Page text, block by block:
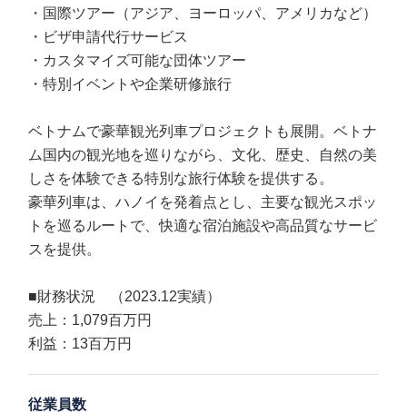
・国際ツアー（アジア、ヨーロッパ、アメリカなど）
・ビザ申請代行サービス
・カスタマイズ可能な団体ツアー
・特別イベントや企業研修旅行
ベトナムで豪華観光列車プロジェクトも展開。ベトナ
ム国内の観光地を巡りながら、文化、歴史、自然の美
しさを体験できる特別な旅行体験を提供する。
豪華列車は、ハノイを発着点とし、主要な観光スポッ
トを巡るルートで、快適な宿泊施設や高品質なサービ
スを提供。
■財務状況 （2023.12実績）
売上：1,079百万円
利益：13百万円
従業員数